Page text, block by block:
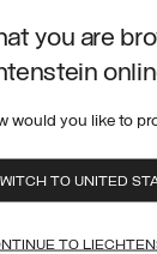
you are
would you like to
TO UNITED
TO